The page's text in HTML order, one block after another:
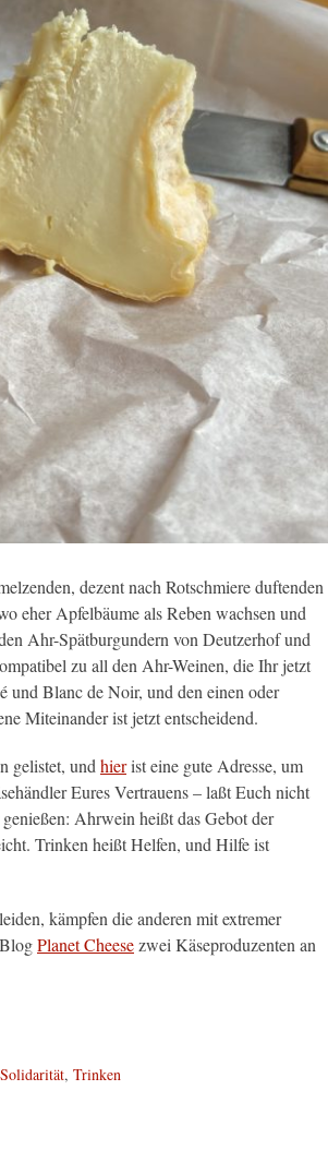
dezent nach Rotschmiere duftenden
eher Apfelbäume als Reben wachsen und
Ahr-Spätburgundern von Deutzerhof und
zu all den Ahr-Weinen, die Ihr jetzt
und Blanc de Noir, und den einen oder
Miteinander ist jetzt entscheidend.
gelistet, und hierist eine gute Adresse, um
Eures Vertrauens – laßt Euch nicht
Ahrwein heißt das Gebot der
Trinken heißt Helfen, und Hilfe ist
kämpfen die anderen mit extremer
Planet Cheesezwei Käseproduzenten an
Solidarität, Trinken